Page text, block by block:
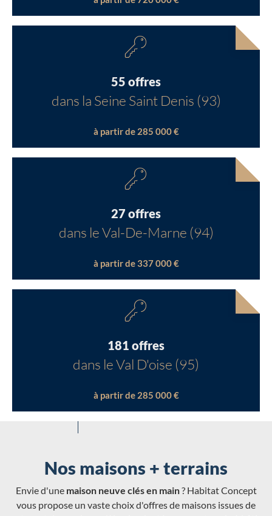
55 offres
dans la Seine Saint Denis (93)
à partir de 285 000 €
27 offres
dans le Val-De-Marne (94)
à partir de 337 000 €
181 offres
dans le Val D'oise (95)
à partir de 285 000 €
Nos maisons + terrains
Envie d'une maison neuve clés en main? Habitat Concept
vous propose un vaste choix d'offres de maisons issues de